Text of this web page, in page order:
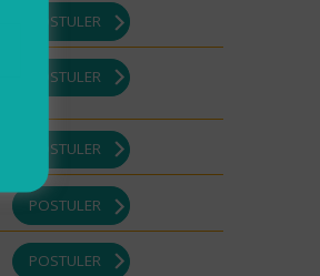
POSTULER
POSTULER
POSTULER
POSTULER
POSTULER